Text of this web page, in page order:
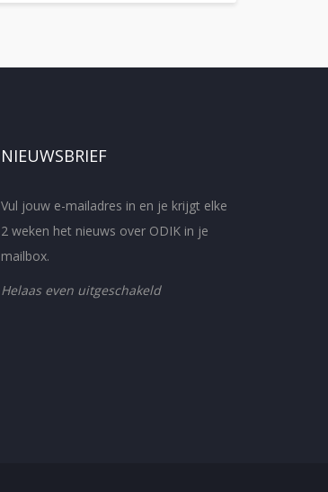
NIEUWSBRIEF
Vul jouw e-mailadres in en je krijgt elke
2 weken het nieuws over ODIK in je
mailbox.
Helaas even uitgeschakeld